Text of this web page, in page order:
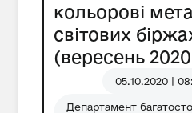
кольорові
світових
(вересень
05.10.2020 |
Департамент